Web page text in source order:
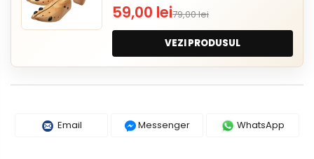
59,00 lei79,00 lei
VEZI PRODUSUL
Email Messenger WhatsApp